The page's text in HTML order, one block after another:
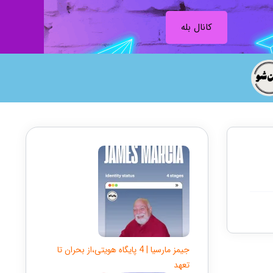
کانال بله
جیمز مارسیا | 4 پایگاه هویتی،از بحران تا
تعهد